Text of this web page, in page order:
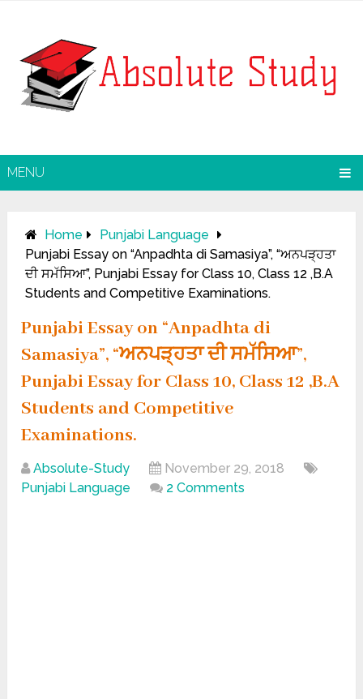
MENU
Home
Punjabi Language
Punjabi Essay on “Anpadhta di Samasiya”, “ਅਨਪੜ੍ਹਤਾ
ਦੀ ਸਮੱਸਿਆ”, Punjabi Essay for Class 10, Class 12 ,B.A
Students and Competitive Examinations.
Punjabi Essay on “Anpadhta di
Samasiya”, “ਅਨਪੜ੍ਹਤਾ ਦੀ ਸਮੱਸਿਆ”,
Punjabi Essay for Class 10, Class 12 ,B.A
Students and Competitive
Examinations.
Absolute-Study
November 29, 2018
Punjabi Language
2 Comments